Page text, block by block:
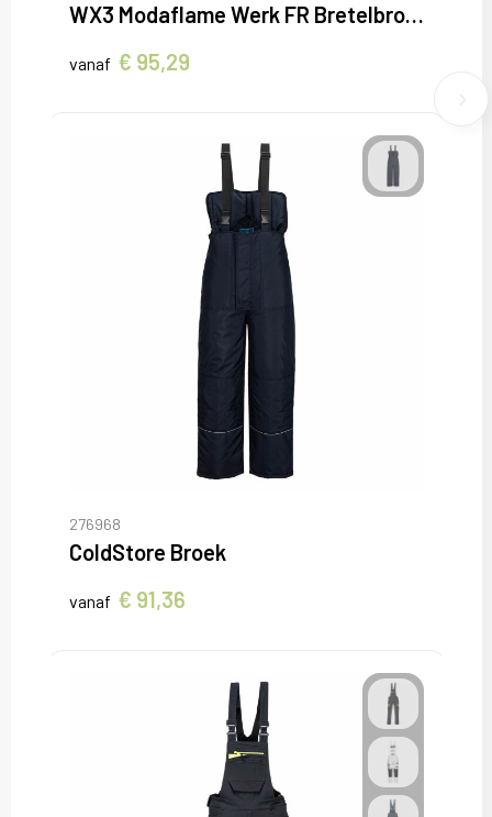
WX3 Modaflame Werk FR Bretelbroek
vanaf € 95,29
276968
ColdStore Broek
vanaf € 91,36